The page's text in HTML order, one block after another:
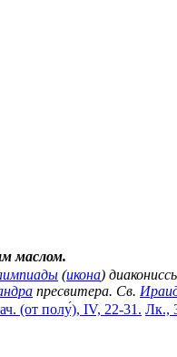
маслом.
(икона)
пресвитера. Св.
(от полу́), IV, 22-31. Лк.,